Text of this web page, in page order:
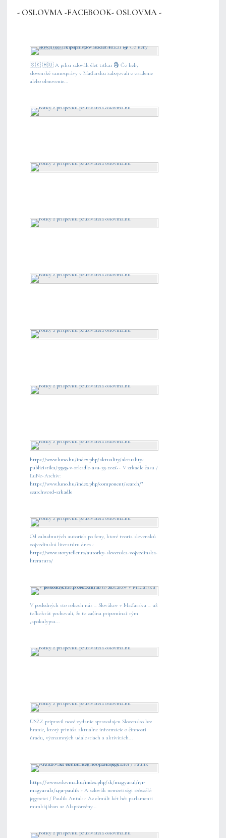
- OSLOVMA -FACEBOOK- OSLOVMA -
🇸🇰 🇭🇺 A pilisi szlovák élet titkai 🗿 Čo keby
slovenské samosprávy v Maďarsku zabojovali o osadenie
alebo obnovenie...
https://www.luno.hu/index.php/aktuality/aktuality-
publicistika/33939-v-zrkadle-asu-33-2026 - V zrkadle času /
ĽuNo-Archív:
https://www.luno.hu/index.php/component/search/?
searchword=zrkadle
Od zabudnutých autoriek po ženy, ktoré tvoria slovenskú
vojvodinskú literatúru dnes -
https://www.storyteller.rs/autorky-slovenska-vojvodinska-
literatura/
V posledných sto rokoch nás – Slovákov v Maďarsku – už
toľkokrát pochovali, že to začína pripomínať rým
„apokalypsa...
ÚSŽZ pripravil nové vydanie spravodajcu Slovensko bez
hraníc, ktorý prináša aktuálne informácie o činnosti
úradu, významných udalostiach a aktivitách...
https://www.oslovma.hu/index.php/sk/magyarul/171-
magyarul2/1491-paulik - A szlovák nemzetiségi szószóló
jegyzetei / Paulik Antal: - Az elmúlt két hét parlamenti
munkájában az Alaptörvény...